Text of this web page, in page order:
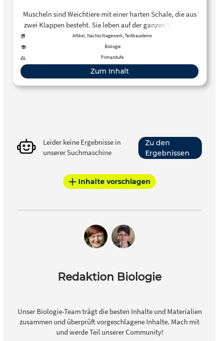
Muscheln sind Weichtiere mit einer harten Schale, die aus
zwei Klappen besteht. Sie leben auf der ganzen Welt, von
der Arktis bis zur Antarktis, und immer im Wasser. Die
meisten leben im Meerwasser, sogar bis zu 11.000 Metern
Tiefe. Es gibt aber auch Muscheln im Brackwasser und im
Süßwasser, also in Seen und Flüssen. In diesem Klexikon-
Artikel können sich Schüler*innen über diese Tierart
informieren.
Artikel, Nachschlagewerk, Textbausteine
Biologie
Primarstufe
Zum Inhalt
Leider keine Ergebnisse in
unserer Suchmaschine
Zu den
Ergebnissen
Inhalte vorschlagen
Redaktion Biologie
Unser Biologie-Team trägt die besten Inhalte und Materialien
zusammen und überprüft vorgeschlagene Inhalte. Mach mit
und werde Teil unserer Community!